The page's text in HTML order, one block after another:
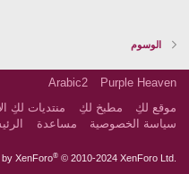
الوسوم
Purple Heaven
Arabic2
موقع لكِ
مطبخ لكِ منتديات لكِ
سياسة الخصوصية
مساعدة
XenForo® © 2010-2024 XenForo Ltd.